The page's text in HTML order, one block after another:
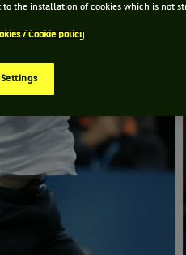
to the installation of cookies which is not
/ Cookie policy